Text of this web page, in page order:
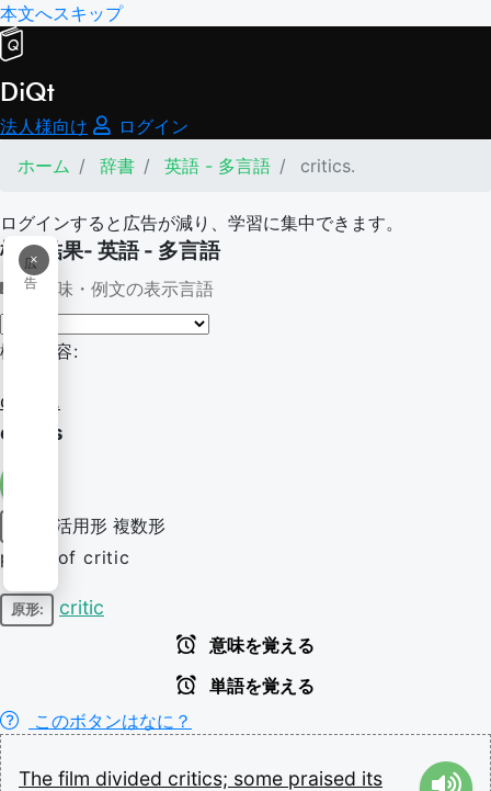
本文へスキップ
DiQt
法人様向け
ログイン
ホーム
辞書 英語 - 多言語 critics.
ログインすると広告が減り、学習に集中できます。
×
広
告
検索結果- 英語 - 多言語
意味・例文の表示言語
検索内容:
critics.
critics
活用形 複数形
plural of critic
原形: critic
意味を覚える
単語を覚える
このボタンはなに？
The film divided critics; some praised its